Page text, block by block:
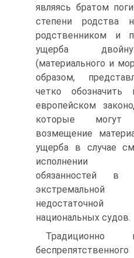
являясь братом
степени родства
родственником и
ущерба
(материального и
образом,
четко
европейском
которые могут
возмещение
ущерба в случае
исполнении
обязанностей
национальных судов.
Традиционно